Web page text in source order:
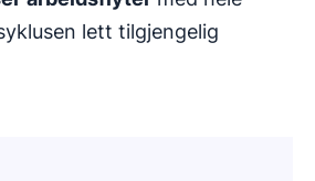
lett tilgjengelig